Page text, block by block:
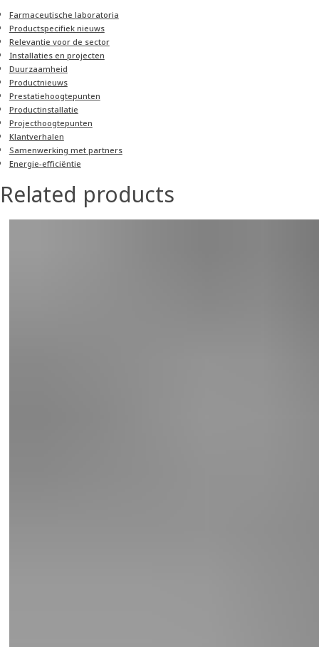
Farmaceutische laboratoria
Productspecifiek nieuws
Relevantie voor de sector
Installaties en projecten
Duurzaamheid
Product­nieuws
Prestatiehoogtepunten
Productinstallatie
Project­hoogtepunten
Klantverhalen
Samenwerking met partners
Energie-efficiëntie
Related products